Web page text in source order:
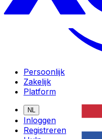
Persoonlijk
Zakelijk
Platform
NL
Inloggen
Registreren